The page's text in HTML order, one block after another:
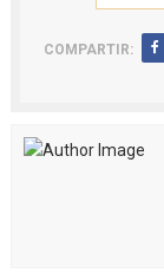
COMPARTIR: